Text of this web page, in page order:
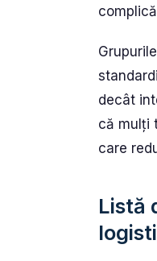
decât
că mulți
care
Listă